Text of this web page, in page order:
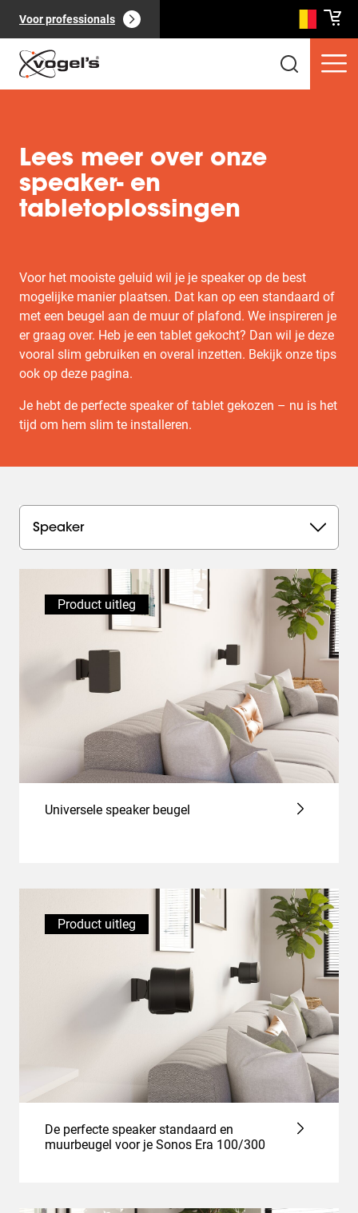
Voor professionals
Consumentenproducten ( 0):
Pagina's(0): Bekijk alles
Lees meer over onze
speaker- en
tabletoplossingen
Voor het mooiste geluid wil je je speaker op de best
mogelijke manier plaatsen. Dat kan op een standaard of
met een beugel aan de muur of plafond. We inspireren je
er graag over. Heb je een tablet gekocht? Dan wil je deze
vooral slim gebruiken en overal inzetten. Bekijk onze tips
ook op deze pagina.
Je hebt de perfecte speaker of tablet gekozen – nu is het
tijd om hem slim te installeren.
Speaker
Product uitleg
Universele speaker beugel
Product uitleg
De perfecte speaker standaard en
muurbeugel voor je Sonos Era 100/300